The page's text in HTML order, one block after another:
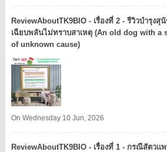
ReviewAboutTK9BIO - เรื่องที่ 2 - รีวิวบำรุงสุ
เฉียบพลันไม่ทราบสาเหตุ (An old dog with a
of unknown cause)
On Wednesday 10 Jun, 2026
ReviewAboutTK9BIO - เรื่องที่ 1 - กรณีสัตวแ